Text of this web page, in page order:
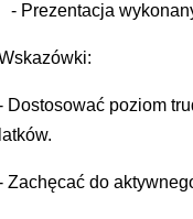
- Prezentacja
Dostosować poziom
Zachęcać do